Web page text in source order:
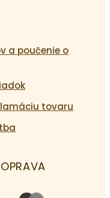
a poučenie o
tovaru